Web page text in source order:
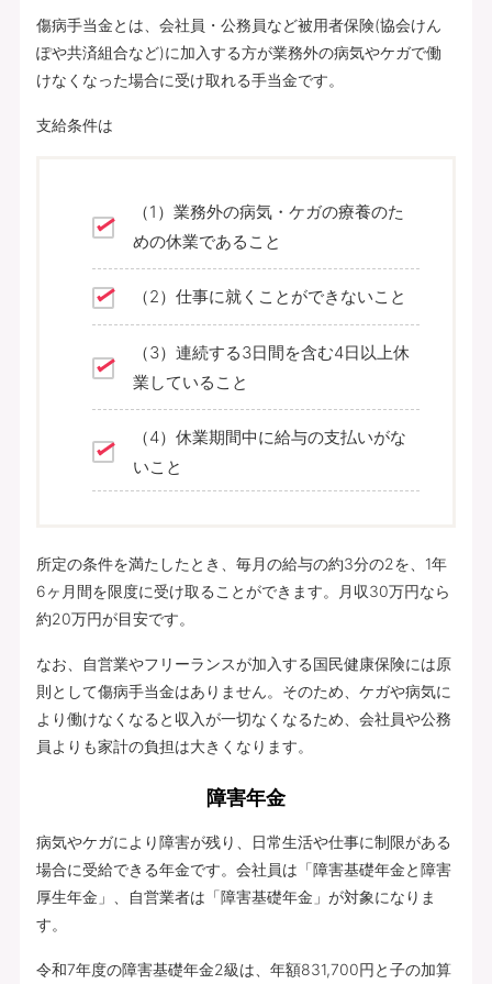
傷病手当金とは、会社員・公務員など被用者保険(協会けん
ぽや共済組合など)に加入する方が業務外の病気やケガで働
けなくなった場合に受け取れる手当金です。
支給条件は
（1）業務外の病気・ケガの療養のた
めの休業であること
（2）仕事に就くことができないこと
（3）連続する3日間を含む4日以上休
業していること
（4）休業期間中に給与の支払いがな
いこと
所定の条件を満たしたとき、毎月の給与の約3分の2を、1年
6ヶ月間を限度に受け取ることができます。月収30万円なら
約20万円が目安です。
なお、自営業やフリーランスが加入する国民健康保険には原
則として傷病手当金はありません。そのため、ケガや病気に
より働けなくなると収入が一切なくなるため、会社員や公務
員よりも家計の負担は大きくなります。
障害年金
病気やケガにより障害が残り、日常生活や仕事に制限がある
場合に受給できる年金です。会社員は「障害基礎年金と障害
厚生年金」、自営業者は「障害基礎年金」が対象になりま
す。
令和7年度の障害基礎年金2級は、年額831,700円と子の加算